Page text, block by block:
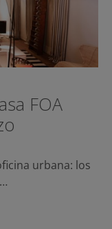
FOA
urbana: los